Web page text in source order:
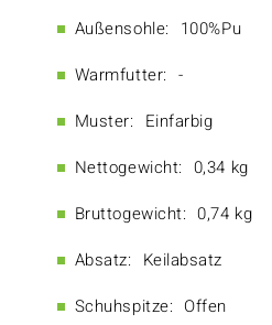
Außensohle: 100%Pu
Warmfutter: -
Muster: Einfarbig
Nettogewicht: 0,34 kg
Bruttogewicht: 0,74 kg
Absatz: Keilabsatz
Schuhspitze: Offen